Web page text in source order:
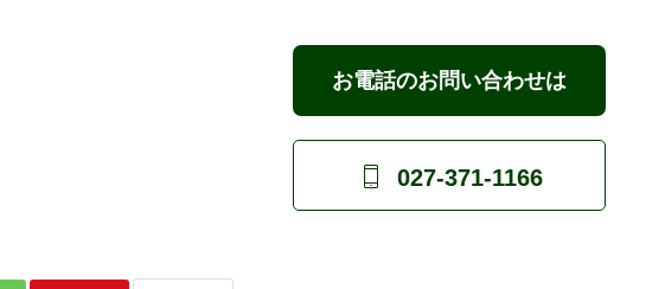
お電話のお問い合わせは
 027-371-1166